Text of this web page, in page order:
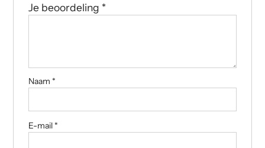
Je beoordeling *
Naam *
E-mail *